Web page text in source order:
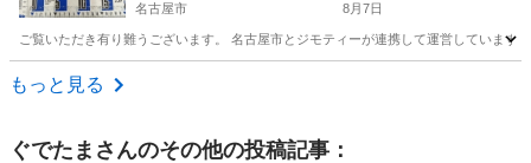
名古屋市 8月7日
ご覧いただき有り難うございます。 名古屋市とジモティーが連携して運営してい
愛知 名古屋市
もっと見る
ぐでたま さんのその他の投稿記事：